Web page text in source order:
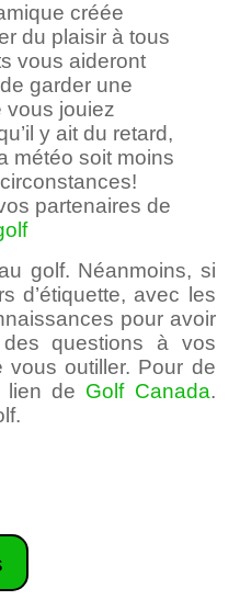
créée
du plaisir à tous
vous aideront
garder une
vous jouiez
y ait du retard,
météo soit moins
partenaires de
golf. Néanmoins, si
d’étiquette, avec les
pour avoir
questions à vos
vous outiller. Pour de
lien de Golf Canada.